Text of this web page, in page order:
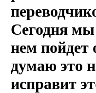
Сегодня
нем пойдет
думаю это
исправит